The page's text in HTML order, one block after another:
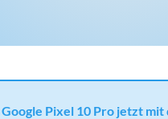
Google Pixel 10 Pro jetzt mit